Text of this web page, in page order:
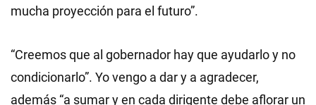
mucha proyección para el futuro”.
“Creemos que al gobernador hay que ayudarlo y no
condicionarlo”. Yo vengo a dar y a agradecer,
además “a sumar y en cada dirigente debe aflorar un